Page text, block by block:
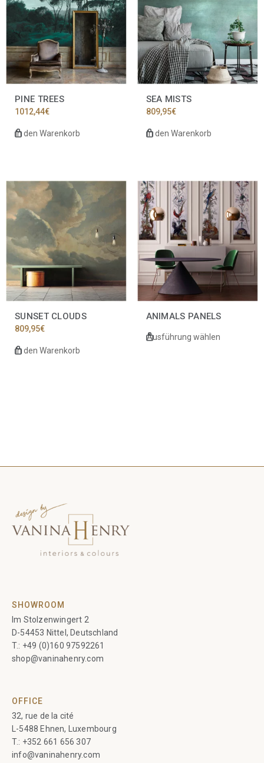
PINE TREES
1012,44€
In den Warenkorb
SEA MISTS
809,95€
In den Warenkorb
SUNSET CLOUDS
809,95€
In den Warenkorb
ANIMALS PANELS
Ausführung wählen
Dieses
Produkt
weist
mehrere
Varianten
auf.
Die
Optionen
können
auf
gewählt
werden
SHOWROOM
Im Stolzenwingert 2
D-54453 Nittel, Deutschland
T.: +49 (0)160 97592261
shop@vaninahenry.com
OFFICE
32, rue de la cité
L-5488 Ehnen, Luxembourg
T.: +352 661 656 307
info@vaninahenry.com